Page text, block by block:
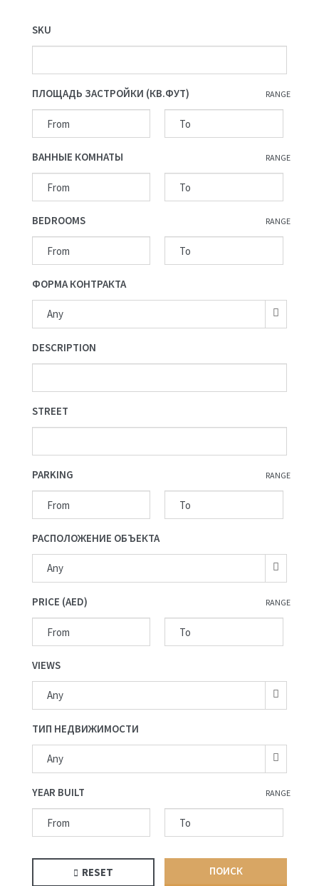
SKU
ПЛОЩАДЬ ЗАСТРОЙКИ (КВ.ФУТ) RANGE
ВАННЫЕ КОМНАТЫ RANGE
BEDROOMS RANGE
ФОРМА КОНТРАКТА
Any
DESCRIPTION
STREET
PARKING RANGE
РАСПОЛОЖЕНИЕ ОБЪЕКТА
Any
PRICE (AED) RANGE
VIEWS
Any
ТИП НЕДВИЖИМОСТИ
Any
YEAR BUILT RANGE
RESET ПОИСК